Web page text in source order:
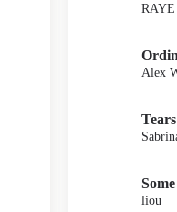
RAYE
Alex
Tears
liou